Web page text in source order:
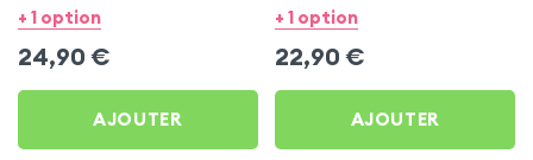
Câble USB C 60W pour
+ 1 option
24,90 €
AJOUTER
type C Swissten pour
+ 1 option
22,90 €
AJOUTER